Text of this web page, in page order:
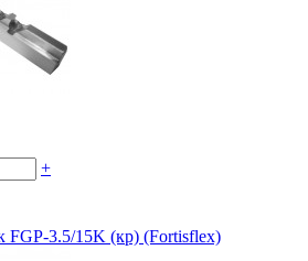
+
FGP-3.5/15K (кр) (Fortisflex)